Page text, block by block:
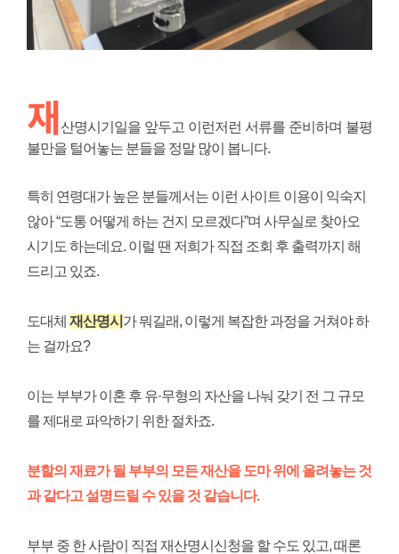
재 산명시기일을 앞두고 이런저런 서류를 준비하며 불평
불만을 털어놓는 분들을 정말 많이 봅니다.
특히 연령대가 높은 분들께서는 이런 사이트 이용이 익숙지
않아 “도통 어떻게 하는 건지 모르겠다”며 사무실로 찾아오
시기도 하는데요. 이럴 땐 저희가 직접 조회 후 출력까지 해
드리고 있죠.
도대체 재산명시 가 뭐길래, 이렇게 복잡한 과정을 거쳐야 하
는 걸까요?
이는 부부가 이혼 후 유·무형의 자산을 나눠 갖기 전 그 규모
를 제대로 파악하기 위한 절차죠.
분할의 재료가 될 부부의 모든 재산을 도마 위에 올려놓는 것
과 같다고 설명드릴 수 있을 것 같습니다.
부부 중 한 사람이 직접 재산명시신청을 할 수도 있고, 때론